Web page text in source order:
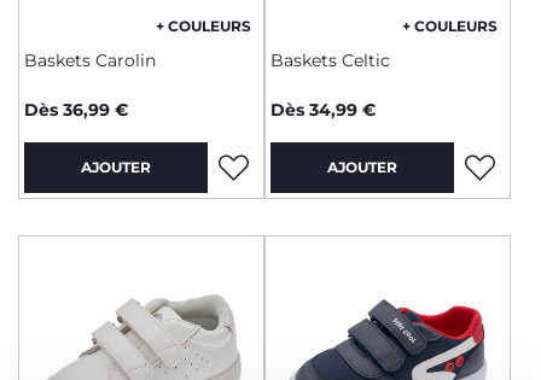
+ COULEURS
Baskets Carolin
Dès 36,99 €
AJOUTER
+ COULEURS
Baskets Celtic
Dès 34,99 €
AJOUTER